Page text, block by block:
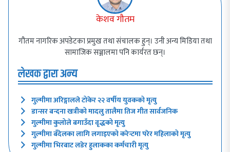
केशव गौतम
गौतम नागरिक अपडेटका प्रमुख तथा संचालक हुन्। उनी अन्य मिडिया तथा
सामाजिक सञ्जालमा पनि कार्यरत छन्।
लेखक द्वारा अन्य
गुल्मीमा अरिङ्गालले टोकेर २२ वर्षीय युवकको मृत्यु
डान्सर बन्दना खत्रीको मादलु तालैमा तिज गीत सार्वजनिक
गुल्मीमा कुलोले बगाउँदा वृद्धको मृत्यु
गुल्मीमा बँदेलका लागि लगाइएको करेन्टमा परेर महिलाको मृत्यु
गुल्मीमा भिरबाट लडेर हुलाकका कर्मचारी मृत्यु